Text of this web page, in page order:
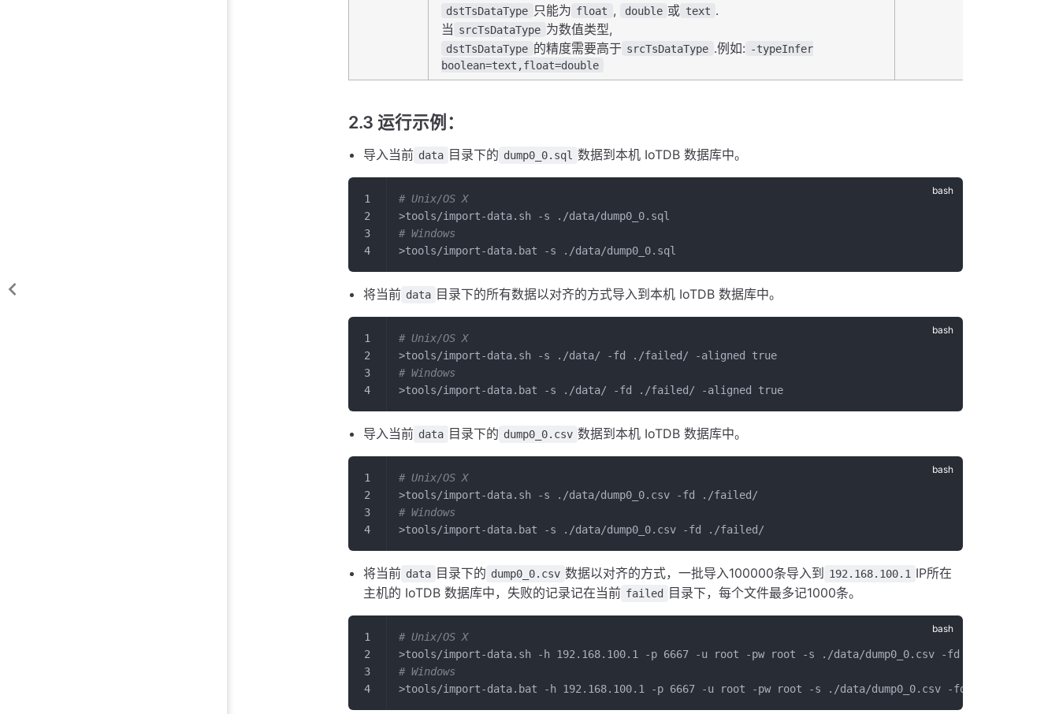
dstTsDataType 只能为 float , double 或 text .
当 srcTsDataType 为数值类型,
dstTsDataType 的精度需要高于 srcTsDataType .例如: -typeInfer
boolean=text,float=double
2.3 运行示例：
导入当前 data 目录下的 dump0_0.sql 数据到本机 IoTDB 数据库中。
# Unix/OS X
>tools/import-data.sh -s ./data/dump0_0.sql
# Windows
>tools/import-data.bat -s ./data/dump0_0.sql
将当前 data 目录下的所有数据以对齐的方式导入到本机 IoTDB 数据库中。
# Unix/OS X
>tools/import-data.sh -s ./data/ -fd ./failed/ -aligned true
# Windows
>tools/import-data.bat -s ./data/ -fd ./failed/ -aligned true
导入当前 data 目录下的 dump0_0.csv 数据到本机 IoTDB 数据库中。
# Unix/OS X
>tools/import-data.sh -s ./data/dump0_0.csv -fd ./failed/
# Windows
>tools/import-data.bat -s ./data/dump0_0.csv -fd ./failed/
将当前 data 目录下的 dump0_0.csv 数据以对齐的方式，一批导入100000条导入到 192.168.100.1 IP所在
主机的 IoTDB 数据库中，失败的记录记在当前 failed 目录下，每个文件最多记1000条。
# Unix/OS X
>tools/import-data.sh -h 192.168.100.1 -p 6667 -u root -pw root -s ./data/dump0_0.csv -fd ./failed/ -
# Windows
>tools/import-data.bat -h 192.168.100.1 -p 6667 -u root -pw root -s ./data/dump0_0.csv -fd ./failed/ -